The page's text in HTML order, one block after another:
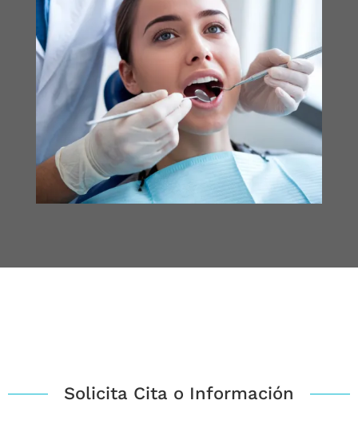
Solicita Cita o Información